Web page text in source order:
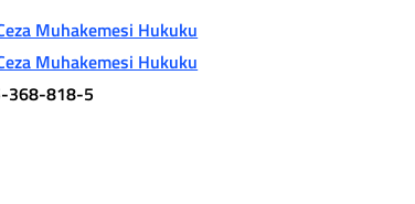
Muhakemesi Hukuku
Muhakemesi Hukuku
368-818-5